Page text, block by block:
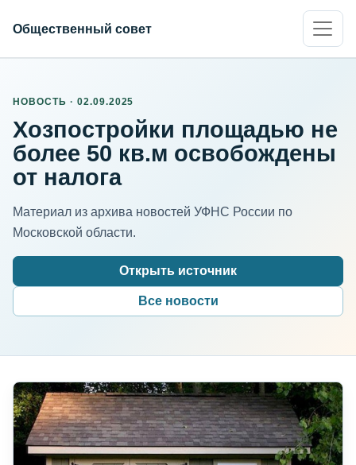
Общественный совет
НОВОСТЬ · 02.09.2025
Хозпостройки площадью не
более 50 кв.м освобождены
от налога
Материал из архива новостей УФНС России по
Московской области.
Открыть источник
Все новости